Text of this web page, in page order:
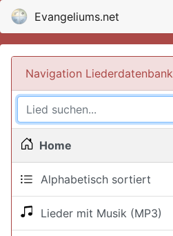
Evangeliums.net
Navigation Liederdatenbank
Home
Alphabetisch sortiert
Lieder mit Musik (MP3)